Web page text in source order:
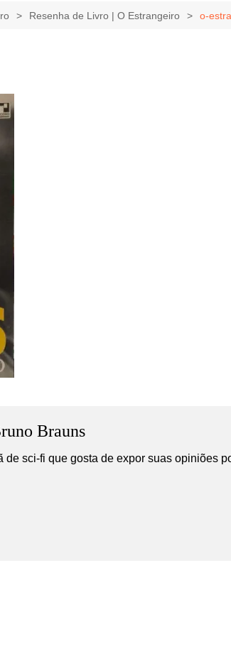
Livros
Game ReviewRadiola
Resenha de Livro | O Estrangeiro o-
Brauns
de sci-fi que gosta de expor suas opiniões